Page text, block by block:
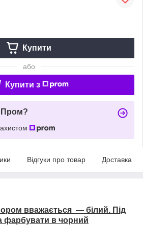
Купити
або
Купити з
Пром?
Відгуки про товар Доставка
вважається — білий. Під
фарбувати в чорний